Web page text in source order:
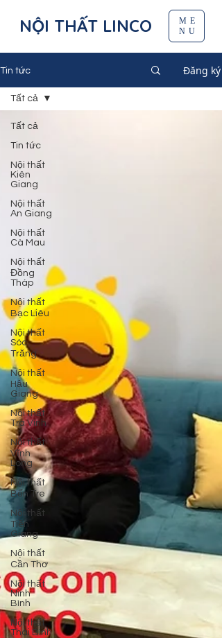
NỘI THẤT LINCO
ME
NU
Tin tức Đăng ký
Tất cả
Tin tức
Nội thất
Kiên
Giang
Nội thất
An Giang
Nội thất
Cà Mau
Nội thất
Đồng
Tháp
Nội thất
Bạc Liêu
Nội thất
Sóc
Trăng
Nội thất
Hậu
Giang
Nội thất
Trà Vinh
Nội thất
Vĩnh
Long
Nội thất
Bến Tre
Nội thất
Tiền
Giang
Nội thất
Cần Thơ
Nội thất
Ninh
Bình
Nội thất
Thái Bình
Tất cả